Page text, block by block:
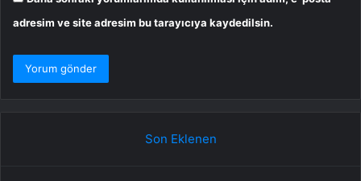
adresim ve site adresim bu tarayıcıya kaydedilsin.
Son Eklenen